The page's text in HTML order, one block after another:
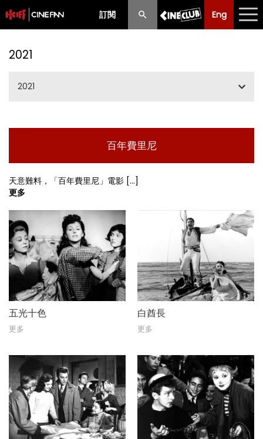
訂閱 Eng
Eng 中文
購票須知
前期節目
2021
2021
五、六、七月節目
九、十月節目
十一、十二月節目
百年費里尼
天意難料，「百年費里尼」電影 [...]
更多
五光十色
更多
白酋長
更多